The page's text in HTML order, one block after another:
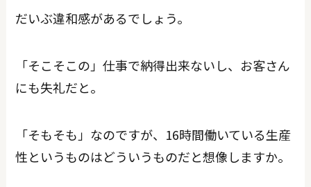
だいぶ違和感があるでしょう。
「そこそこの」仕事で納得出来ないし、お客さん
にも失礼だと。
「そもそも」なのですが、16時間働いている生産
性というものはどういうものだと想像しますか。